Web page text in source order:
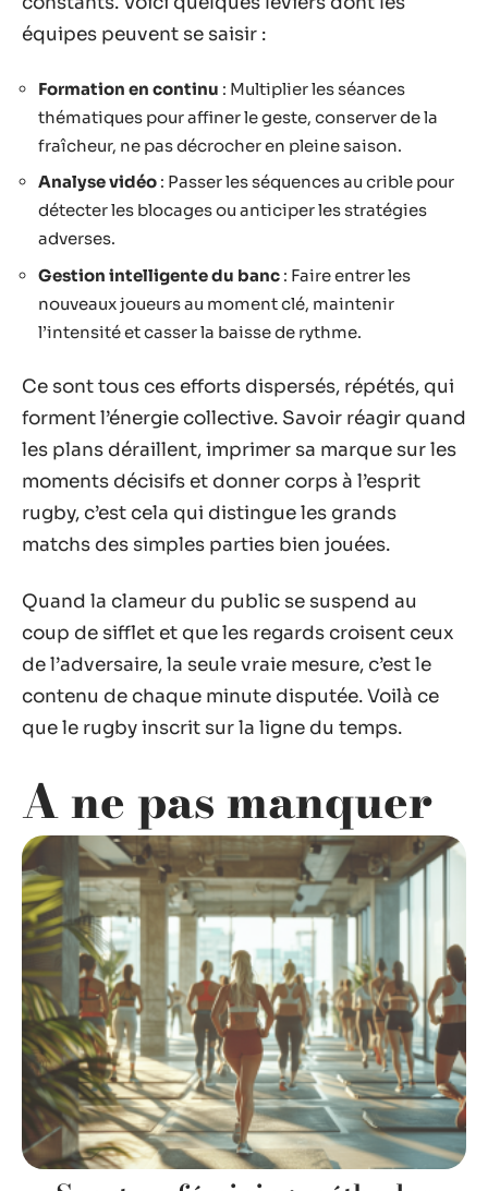
équipes peuvent se saisir :
Formation en continu : Multiplier les séances
thématiques pour affiner le geste, conserver de la
fraîcheur, ne pas décrocher en pleine saison.
Analyse vidéo : Passer les séquences au crible pour
détecter les blocages ou anticiper les stratégies
adverses.
Gestion intelligente du banc : Faire entrer les
nouveaux joueurs au moment clé, maintenir
l’intensité et casser la baisse de rythme.
Ce sont tous ces efforts dispersés, répétés, qui
forment l’énergie collective. Savoir réagir quand
les plans déraillent, imprimer sa marque sur les
moments décisifs et donner corps à l’esprit
rugby, c’est cela qui distingue les grands
matchs des simples parties bien jouées.
Quand la clameur du public se suspend au
coup de sifflet et que les regards croisent ceux
de l’adversaire, la seule vraie mesure, c’est le
contenu de chaque minute disputée. Voilà ce
que le rugby inscrit sur la ligne du temps.
A ne pas manquer